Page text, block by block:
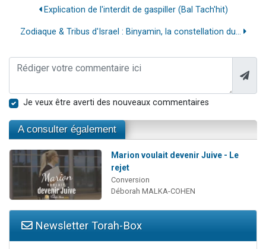
Explication de l'interdit de gaspiller (Bal Tach'hit)
Zodiaque & Tribus d'Israel : Binyamin, la constellation du...
Je veux être averti des nouveaux commentaires
A consulter également
Marion voulait devenir Juive - Le
rejet
Conversion
Déborah MALKA-COHEN
Newsletter Torah-Box